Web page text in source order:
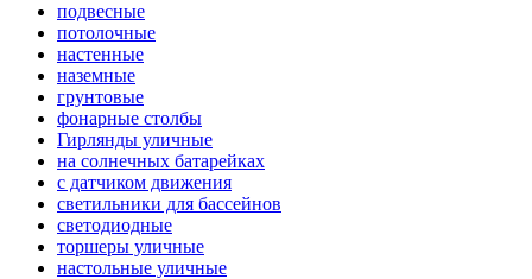
подвесные
потолочные
настенные
наземные
грунтовые
фонарные столбы
Гирлянды уличные
на солнечных батарейках
с датчиком движения
светильники для бассейнов
светодиодные
торшеры уличные
настольные уличные